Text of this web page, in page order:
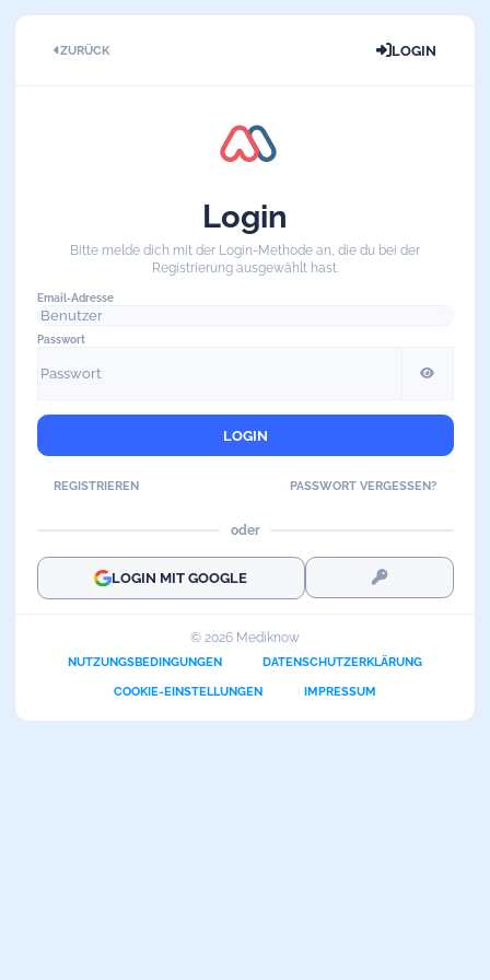
ZURÜCK LOGIN
Login
Bitte melde dich mit der Login-Methode an, die du bei der
Registrierung ausgewählt hast.
Email-Adresse
Passwort
LOGIN
REGISTRIEREN PASSWORT VERGESSEN?
oder
LOGIN MIT GOOGLE
© 2026 Mediknow
NUTZUNGSBEDINGUNGEN
DATENSCHUTZERKLÄRUNG
COOKIE-EINSTELLUNGEN
IMPRESSUM